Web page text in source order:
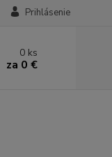
Prihlásenie
0 ks
za 0 €